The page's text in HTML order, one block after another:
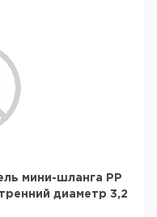
мини-шланга PP
диаметр 3,2